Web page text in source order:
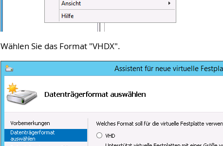
Wählen Sie das Format "VHDX".